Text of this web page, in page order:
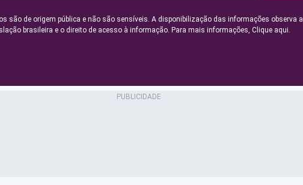
são de origem pública e não são sensíveis. A disponibilização das informações observa a
brasileira e o direito de acesso à informação. Para mais informações, Clique aqui.